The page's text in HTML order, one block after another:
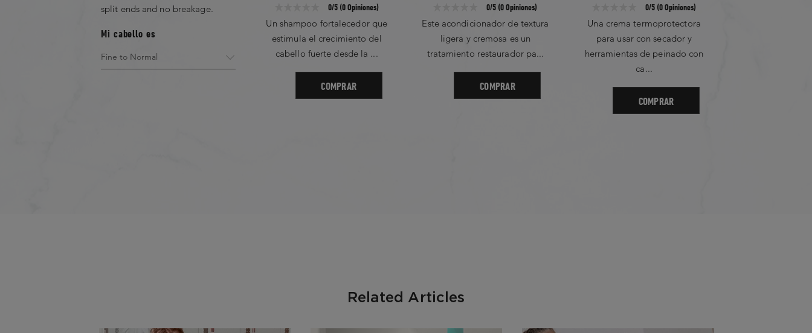
split ends and no breakage.
Mi cabello es
0/5 (0 Opiniones)
Un shampoo fortalecedor que
estimula el crecimiento del
cabello fuerte desde la ...
COMPRAR
0/5 (0 Opiniones)
Este acondicionador de textura
ligera y cremosa es un
tratamiento restaurador pa...
COMPRAR
0/5 (0 Opiniones)
Una crema termoprotectora
para usar con secador y
herramientas de peinado con
ca...
COMPRAR
Related Articles